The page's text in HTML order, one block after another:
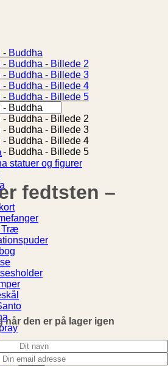
statuer og figurer
Træ
fedtsten –
når den er på lager igen